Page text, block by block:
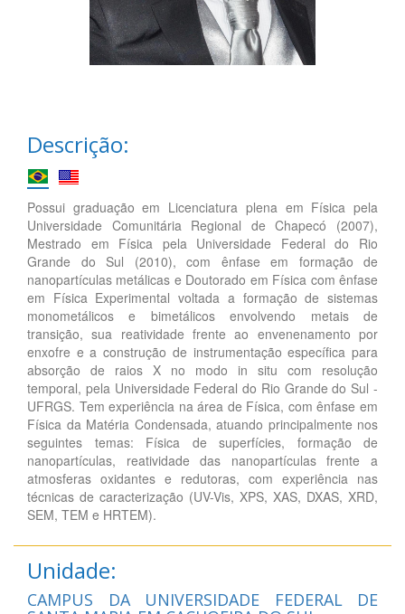
Descrição:
Possui graduação em Licenciatura plena em Física pela
Universidade Comunitária Regional de Chapecó (2007),
Mestrado em Física pela Universidade Federal do Rio
Grande do Sul (2010), com ênfase em formação de
nanopartículas metálicas e Doutorado em Física com ênfase
em Física Experimental voltada a formação de sistemas
monometálicos e bimetálicos envolvendo metais de
transição, sua reatividade frente ao envenenamento por
enxofre e a construção de instrumentação específica para
absorção de raios X no modo in situ com resolução
temporal, pela Universidade Federal do Rio Grande do Sul -
UFRGS. Tem experiência na área de Física, com ênfase em
Física da Matéria Condensada, atuando principalmente nos
seguintes temas: Física de superfícies, formação de
nanopartículas, reatividade das nanopartículas frente a
atmosferas oxidantes e redutoras, com experiência nas
técnicas de caracterização (UV-Vis, XPS, XAS, DXAS, XRD,
SEM, TEM e HRTEM).
Unidade:
CAMPUS DA UNIVERSIDADE FEDERAL DE